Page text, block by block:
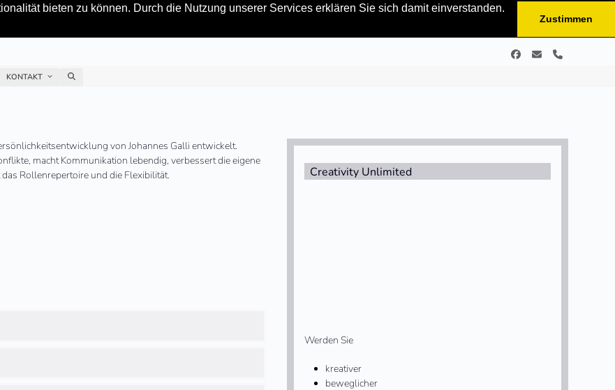
bieten zu können. Durch die Nutzung unserer Services erklären Sie sich damit einverstanden.
Zustimmen
Facebook
E- Telefon
KONTAKT
von Johannes Galli entwickelt.
macht Kommunikation lebendig, verbessert die eigene
Rollenrepertoire und die Flexibilität.
Creativity Unlimited
Werden Sie
kreativer
beweglicher